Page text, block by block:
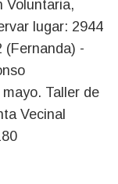
Voluntaria,
lugar: 2944
(Fernanda) -
Taller de
Vecinal